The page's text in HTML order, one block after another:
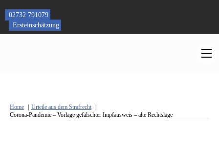
content
02732 791079
Ersteinschätzung
Home
Urteile aus dem Strafrecht
Corona-Pandemie – Vorlage gefälschter Impfausweis – alte Rechtslage